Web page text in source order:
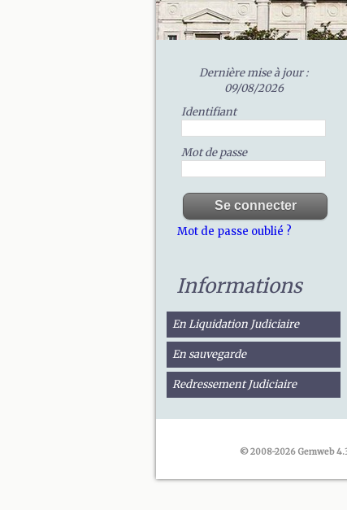
Dernière mise à jour :
09/08/2026
Identifiant
Mot de passe
Mot de passe oublié ?
Informations
En Liquidation Judiciaire
En sauvegarde
Redressement Judiciaire
© 2008-2026 Gemweb